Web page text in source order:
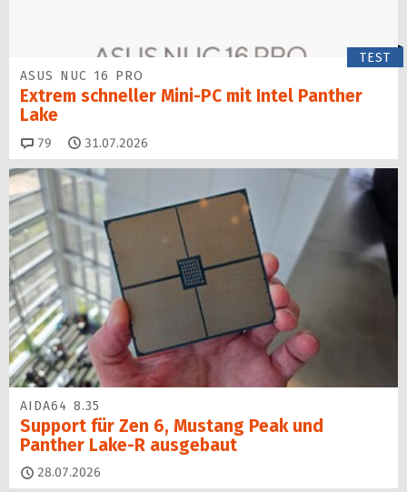
TEST
ASUS NUC 16 PRO
Extrem schneller Mini-PC mit Intel Panther
Lake
79 Kommentare
31.07.2026
AIDA64 8.35
Support für Zen 6, Mustang Peak und
Panther Lake-R ausgebaut
28.07.2026